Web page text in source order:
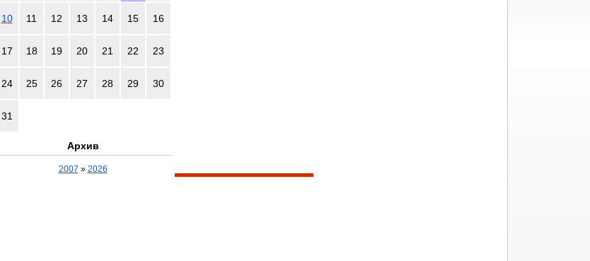
10 11 12 13 14 15 16
17 18 19 20 21 22 23
24 25 26 27 28 29 30
31
Архив
2007 » 2026